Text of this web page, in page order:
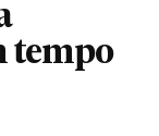
tempo